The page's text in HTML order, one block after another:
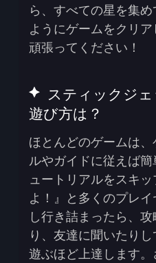
ら、すべての星を集
ようにゲームをクリア
頑張ってください！
スティックジ
遊び方は？
ほとんどのゲームは
ルやガイドに従えば
ュートリアルをスキ
よ！』と多くのプレ
し行き詰まったら、
り、友達に聞いたり
遊ぶほど上達します